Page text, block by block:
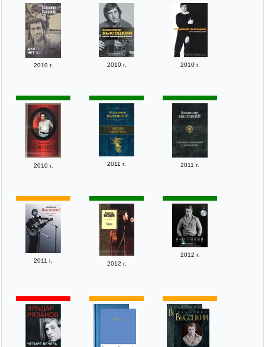
2010 г. 2010 г. 2010 г.
2010 г. 2011 г. 2011 г.
2011 г. 2012 г.
2012 г.